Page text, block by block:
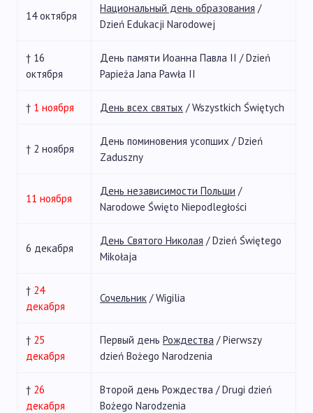
14 октября
Национальный день образования /
Dzień Edukacji Narodowej
† 16
октября
День памяти Иоанна Павла II / Dzień
Papieża Jana Pawła II
† 1 ноября День всех святых / Wszystkich Świętych
† 2 ноября
День поминовения усопших / Dzień
Zaduszny
11 ноября
День независимости Польши /
Narodowe Święto Niepodległości
6 декабря
День Святого Николая / Dzień Świętego
Mikołaja
† 24
декабря
Сочельник / Wigilia
† 25
декабря
Первый день Рождества / Pierwszy
dzień Bożego Narodzenia
† 26
декабря
Второй день Рождества / Drugi dzień
Bożego Narodzenia